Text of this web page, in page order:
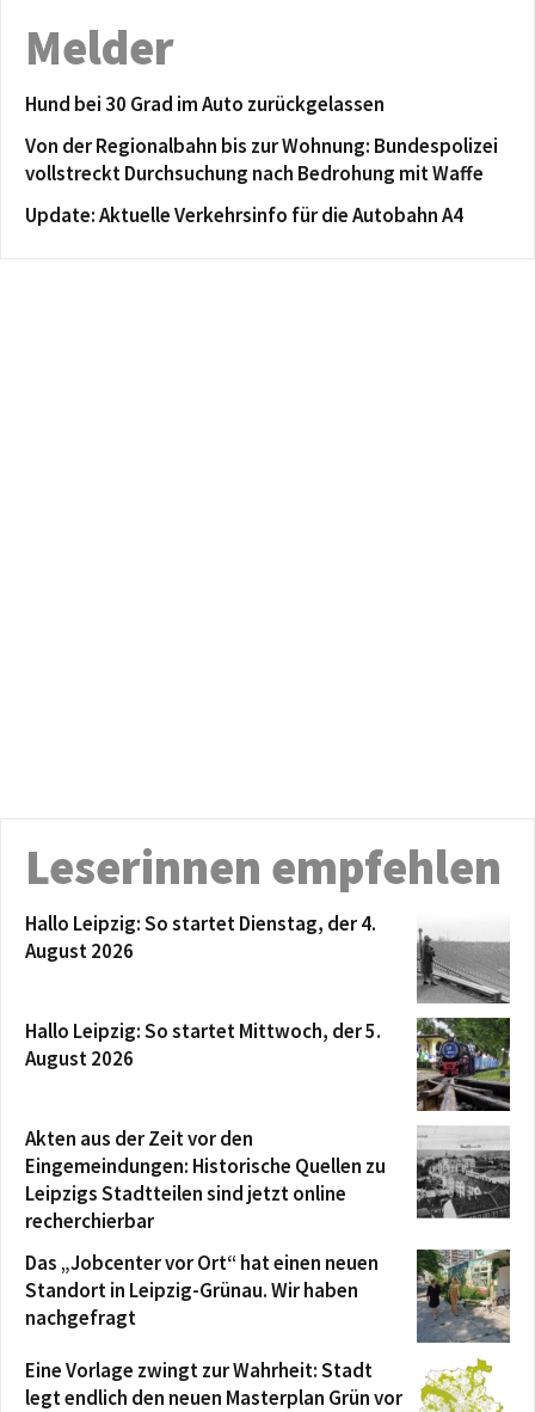
Melder
Hund bei 30 Grad im Auto zurückgelassen
Von der Regionalbahn bis zur Wohnung: Bundespolizei
vollstreckt Durchsuchung nach Bedrohung mit Waffe
Update: Aktuelle Verkehrsinfo für die Autobahn A4
Leserinnen empfehlen
Hallo Leipzig: So startet Dienstag, der 4.
August 2026
Hallo Leipzig: So startet Mittwoch, der 5.
August 2026
Akten aus der Zeit vor den
Eingemeindungen: Historische Quellen zu
Leipzigs Stadtteilen sind jetzt online
recherchierbar
Das „Jobcenter vor Ort“ hat einen neuen
Standort in Leipzig-Grünau. Wir haben
nachgefragt
Eine Vorlage zwingt zur Wahrheit: Stadt
legt endlich den neuen Masterplan Grün vor